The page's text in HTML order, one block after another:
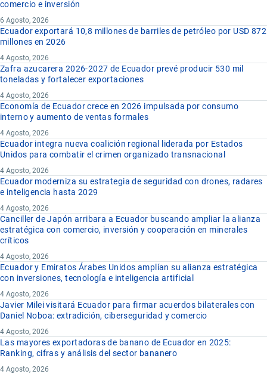
comercio e inversión
6 Agosto, 2026
Ecuador exportará 10,8 millones de barriles de petróleo por USD 872
millones en 2026
4 Agosto, 2026
Zafra azucarera 2026-2027 de Ecuador prevé producir 530 mil
toneladas y fortalecer exportaciones
4 Agosto, 2026
Economía de Ecuador crece en 2026 impulsada por consumo
interno y aumento de ventas formales
4 Agosto, 2026
Ecuador integra nueva coalición regional liderada por Estados
Unidos para combatir el crimen organizado transnacional
4 Agosto, 2026
Ecuador moderniza su estrategia de seguridad con drones, radares
e inteligencia hasta 2029
4 Agosto, 2026
Canciller de Japón arribara a Ecuador buscando ampliar la alianza
estratégica con comercio, inversión y cooperación en minerales
críticos
4 Agosto, 2026
Ecuador y Emiratos Árabes Unidos amplían su alianza estratégica
con inversiones, tecnología e inteligencia artificial
4 Agosto, 2026
Javier Milei visitará Ecuador para firmar acuerdos bilaterales con
Daniel Noboa: extradición, ciberseguridad y comercio
4 Agosto, 2026
Las mayores exportadoras de banano de Ecuador en 2025:
Ranking, cifras y análisis del sector bananero
4 Agosto, 2026